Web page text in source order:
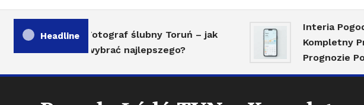
HeadlineFotograf ślubny Toruń – jak
wybrać najlepszego?
Interia Pogoda
Kompletny
Prognozie